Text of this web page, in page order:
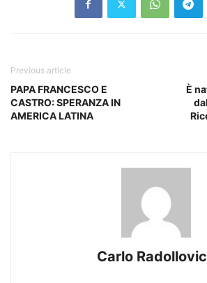
Previous article
PAPA FRANCESCO E
CASTRO: SPERANZA IN
AMERICA LATINA
È
Carlo